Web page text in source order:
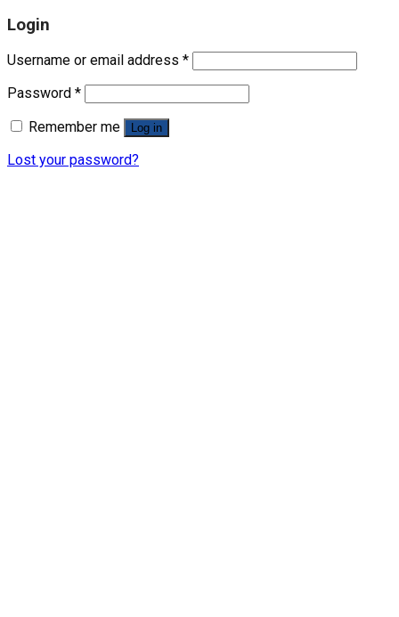
Login
Username or email address *
Password *
Remember me
Log in
Lost your password?